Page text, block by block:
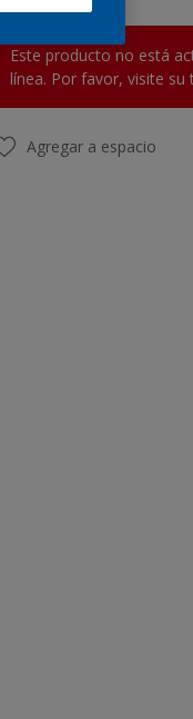
Este producto no está
línea. Por favor, visite su
Agregar a espacio